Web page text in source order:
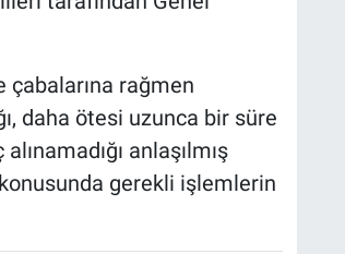
rağmen
daha ötesi uzunca bir süre
anlaşılmış
gerekli işlemlerin